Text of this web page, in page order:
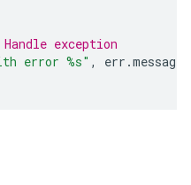
exception
error %s" , err .message